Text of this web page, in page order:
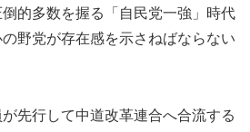
的多数を握る「自民党一強」時代
野党が存在感を示さねばならない
先行して中道改革連合へ合流する